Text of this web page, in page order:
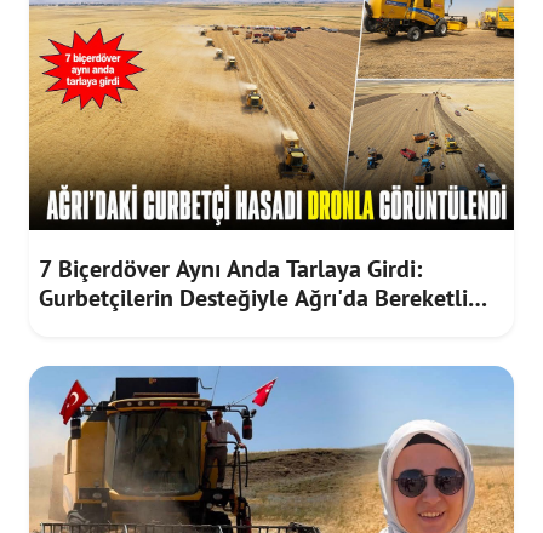
7 Biçerdöver Aynı Anda Tarlaya Girdi:
Gurbetçilerin Desteğiyle Ağrı'da Bereketli